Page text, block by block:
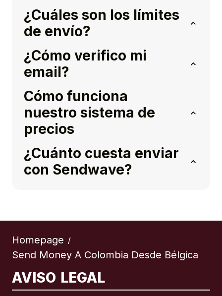
¿Cuáles son los límites
de envío?
¿Cómo verifico mi
email?
Cómo funciona
nuestro sistema de
precios
¿Cuánto cuesta enviar
con Sendwave?
Homepage /
Send Money A Colombia Desde Bélgica
AVISO LEGAL